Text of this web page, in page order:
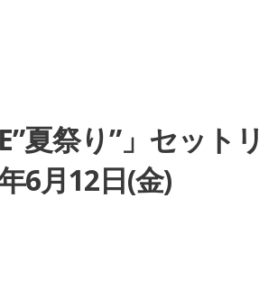
夏祭り”」セットリ
6月12日(金)